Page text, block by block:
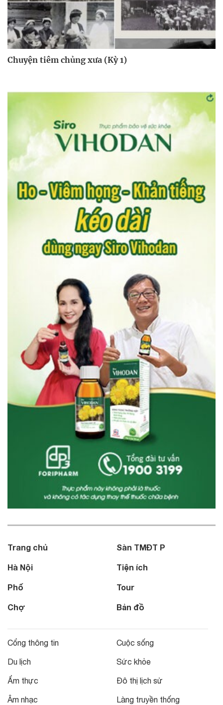
Chuyện tiêm chủng xưa (Kỳ 1)
Trang chủ
Hà Nội
Phố
Chợ
Sàn TMĐT P
Tiện ích
Tour
Bản đồ
Cổng thông tin
Du lịch
Ẩm thực
Âm nhạc
Cuộc sống
Sức khỏe
Đô thị lịch sử
Làng truyền thống